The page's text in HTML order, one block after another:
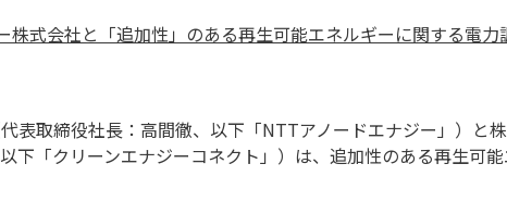
株式会社と「追加性」のある再生可能エネルギーに関する電力
表取締役社長：高間徹、以下「NTTアノードエナジー」）と
下「クリーンエナジーコネクト」）は、追加性のある再生可